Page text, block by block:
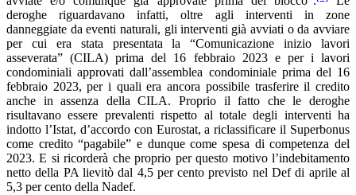
deroghe riguardavano infatti, oltre agli interventi in zone
danneggiate da eventi naturali, gli interventi già avviati o da avviare
per cui era stata presentata la “Comunicazione inizio lavori
asseverata” (CILA) prima del 16 febbraio 2023 e per i lavori
condominiali approvati dall’assemblea condominiale prima del 16
febbraio 2023, per i quali era ancora possibile trasferire il credito
anche in assenza della CILA. Proprio il fatto che le deroghe
risultavano essere prevalenti rispetto al totale degli interventi ha
indotto l’Istat, d’accordo con Eurostat, a riclassificare il Superbonus
come credito “pagabile” e dunque come spesa di competenza del
2023. E si ricorderà che proprio per questo motivo l’indebitamento
netto della PA lievitò dal 4,5 per cento previsto nel Def di aprile al
5,3 per cento della Nadef.